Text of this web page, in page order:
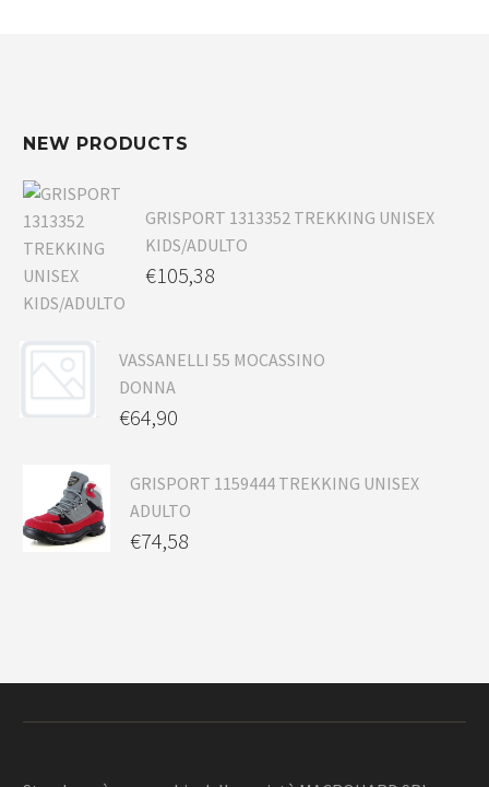
NEW PRODUCTS
GRISPORT 1313352 TREKKING UNISEX
KIDS/ADULTO
€105,38
VASSANELLI 55 MOCASSINO
DONNA
€64,90
GRISPORT 1159444 TREKKING UNISEX
ADULTO
€74,58